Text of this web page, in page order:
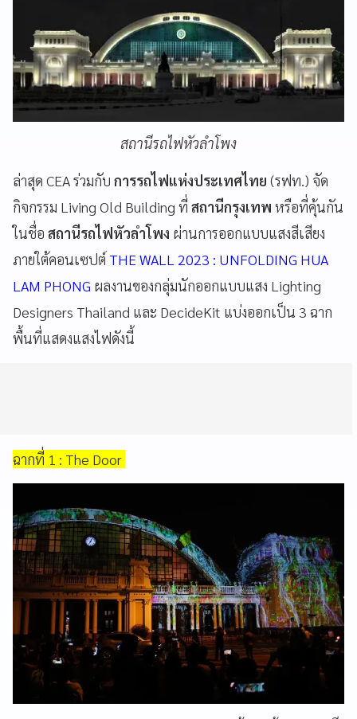
สถานีรถไฟหัวลำโพง
ล่าสุด CEA ร่วมกับ การรถไฟแห่งประเทศไทย (รฟท.) จัด
กิจกรรม Living Old Building ที่ สถานีกรุงเทพ หรือที่คุ้นกัน
ในชื่อ สถานีรถไฟหัวลำโพง ผ่านการออกแบบแสงสีเสียง
ภายใต้คอนเซปต์ THE WALL 2023 : UNFOLDING HUA
LAM PHONG ผลงานของกลุ่มนักออกแบบแสง Lighting
Designers Thailand และ DecideKit แบ่งออกเป็น 3 ฉาก
พื้นที่แสดงแสงไฟดังนี้
ฉากที่ 1 : The Door